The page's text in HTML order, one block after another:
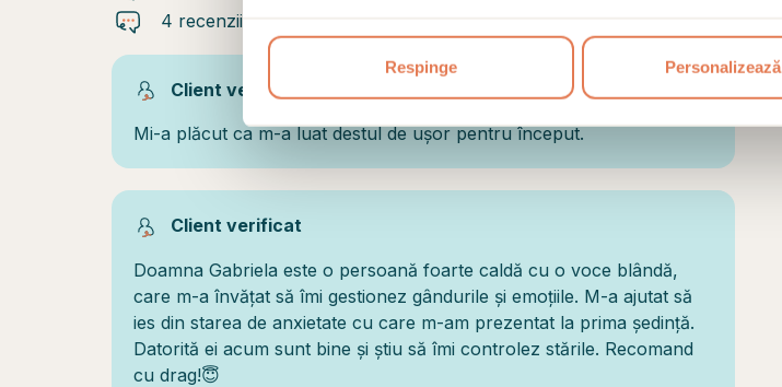
Respinge Personalizează
4 recenzii
Client verificat
Mi-a plăcut ca m-a luat destul de ușor pentru început.
Client verificat
Doamna Gabriela este o persoană foarte caldă cu o voce blândă,
care m-a învățat să îmi gestionez gândurile și emoțiile. M-a ajutat să
ies din starea de anxietate cu care m-am prezentat la prima ședință.
Datorită ei acum sunt bine și știu să îmi controlez stările. Recomand
cu drag!😇